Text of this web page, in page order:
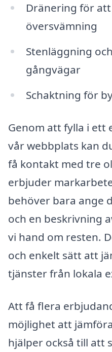
Dränering för
översvämning
Stenläggning
gångvägar
Schaktning för
Genom att fylla i ett
vår webbplats kan
få kontakt med tre
erbjuder
behöver bara ange
och en beskrivning
vi hand om resten.
och enkelt sätt att
tjänster från lokala
Att få flera
möjlighet att
hjälper också till att